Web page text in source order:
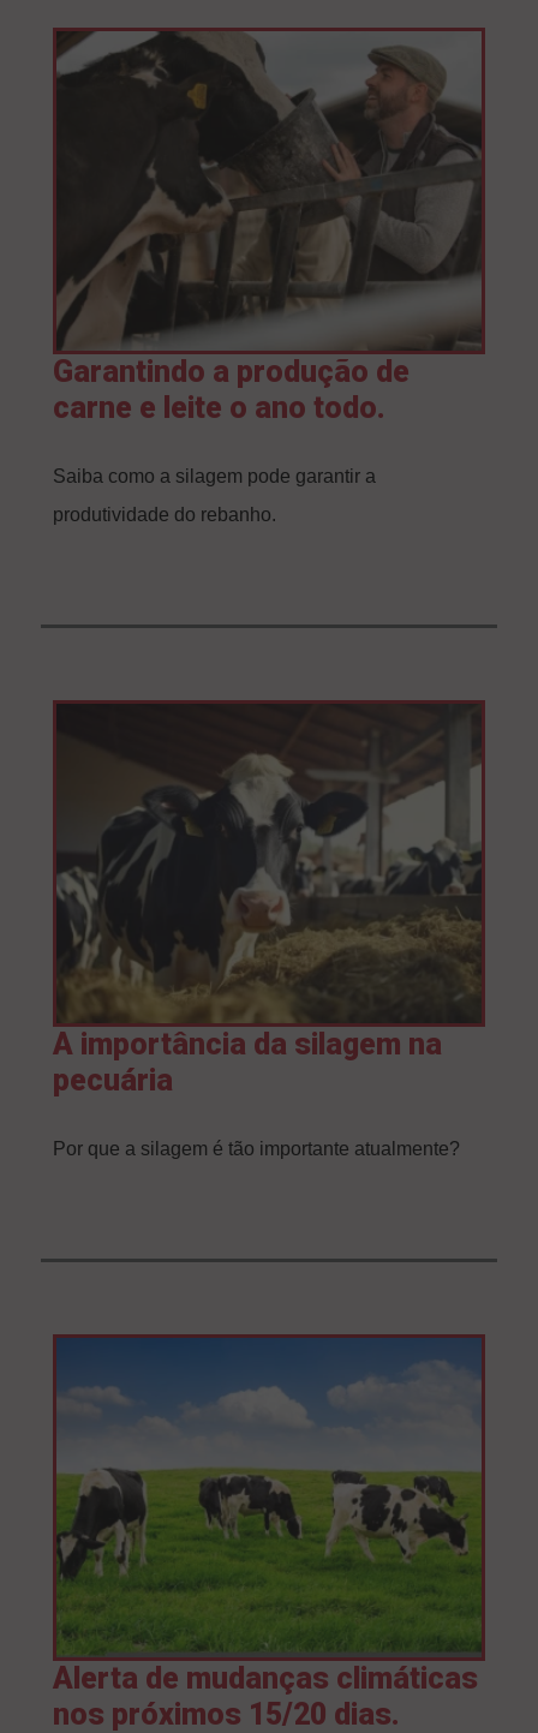
Garantindo a produção de
carne e leite o ano todo.
Saiba como a silagem pode garantir a
produtividade do rebanho.
A importância da silagem na
pecuária
Por que a silagem é tão importante atualmente?
Alerta de mudanças climáticas
nos próximos 15/20 dias.